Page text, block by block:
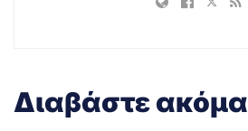
Διαβάστε ακόμα